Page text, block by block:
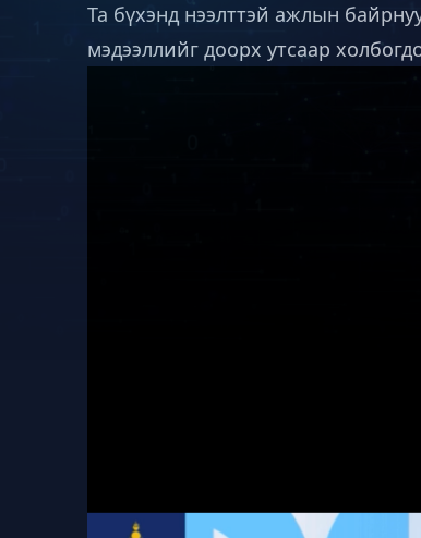
Та бүхэнд нээлттэй ажлын
мэдээллийг доорх утсаар